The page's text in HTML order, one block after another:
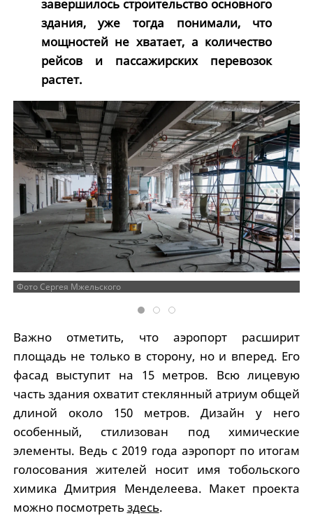
завершилось строительство основного
здания, уже тогда понимали, что
мощностей не хватает, а количество
рейсов и пассажирских перевозок
растет.
Фото Сергея Мжельского
Важно отметить, что аэропорт расширит
площадь не только в сторону, но и вперед. Его
фасад выступит на 15 метров. Всю лицевую
часть здания охватит стеклянный атриум общей
длиной около 150 метров. Дизайн у него
особенный, стилизован под химические
элементы. Ведь с 2019 года аэропорт по итогам
голосования жителей носит имя тобольского
химика Дмитрия Менделеева. Макет проекта
можно посмотретьздесь.